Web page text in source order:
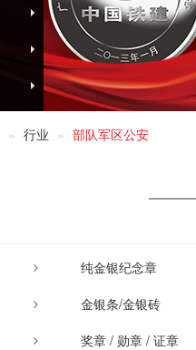
行业 部队军区公安
纯金银纪念章
金银条/金银砖
奖章 / 勋章 / 证章